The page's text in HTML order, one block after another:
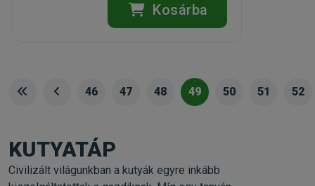
Kosárba
46 47 48 49 50 51 52
KUTYATÁP
Civilizált világunkban a kutyák egyre inkább